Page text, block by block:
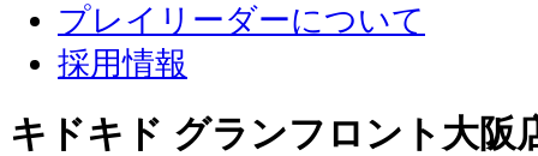
プレイリーダーについて
採用情報
キドキド グランフロント大阪